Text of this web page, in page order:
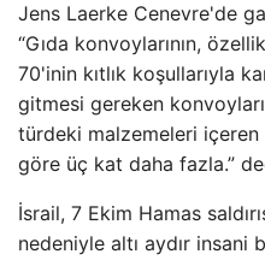
Jens Laerke Cenevre'de
“Gıda konvoylarının,
70'inin kıtlık koşullarıyla
gitmesi gereken
türdeki malzemeleri içeren
göre üç kat daha fazla.”
İsrail, 7 Ekim Hamas
nedeniyle altı aydır insani